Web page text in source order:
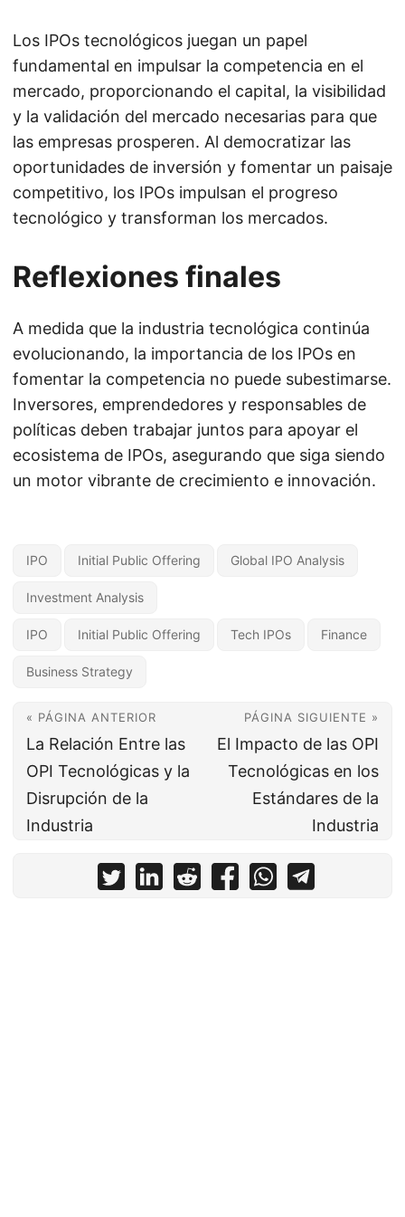
Los IPOs tecnológicos juegan un papel
fundamental en impulsar la competencia en el
mercado, proporcionando el capital, la visibilidad
y la validación del mercado necesarias para que
las empresas prosperen. Al democratizar las
oportunidades de inversión y fomentar un paisaje
competitivo, los IPOs impulsan el progreso
tecnológico y transforman los mercados.
Reflexiones finales
A medida que la industria tecnológica continúa
evolucionando, la importancia de los IPOs en
fomentar la competencia no puede subestimarse.
Inversores, emprendedores y responsables de
políticas deben trabajar juntos para apoyar el
ecosistema de IPOs, asegurando que siga siendo
un motor vibrante de crecimiento e innovación.
IPO Initial Public Offering Global IPO Analysis
Investment Analysis
IPO Initial Public Offering Tech IPOs Finance
Business Strategy
« PÁGINA ANTERIOR
La Relación Entre las
OPI Tecnológicas y la
Disrupción de la
Industria
PÁGINA SIGUIENTE »
El Impacto de las OPI
Tecnológicas en los
Estándares de la
Industria